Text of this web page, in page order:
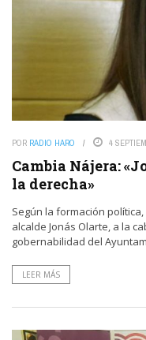
POR RADIO HARO 4
Cambia Nájera:
la derecha»
Según la formación
alcalde Jonás Olarte, a la
gobernabilidad del
LEER MÁS